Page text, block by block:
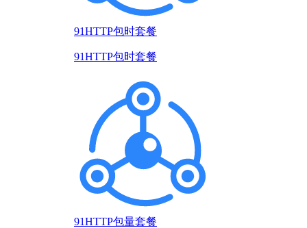
91HTTP包时套餐
91HTTP包时套餐
91HTTP包量套餐